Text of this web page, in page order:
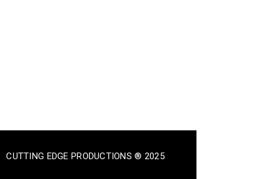
CUTTING EDGE PRODUCTIONS ® 2025